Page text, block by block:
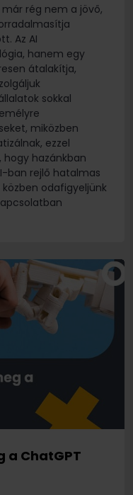
rég nem a jövő,
Az AI
hanem egy
átalakítja,
sokkal
miközben
ezzel
hogy hazánkban
ban rejlő hatalmas
odafigyeljünk
a ChatGPT